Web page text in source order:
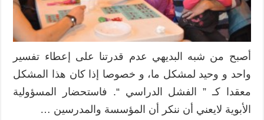
أصبح من شبه البديهي عدم قدرتنا على إعطاء تفسير
واحد و وحيد لمشكل ما، و خصوصا إذا كان هذا المشكل
معقدا كـ ” الفشل الدراسي “. فاستحضار المسؤولية
الأبوية لايعني أن ننكر أن المؤسسة والمدرسين …